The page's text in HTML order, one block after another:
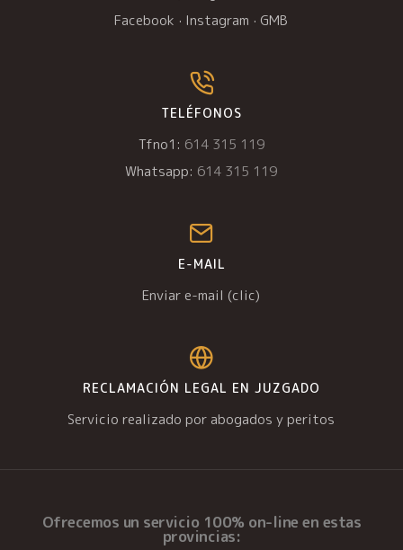
Facebook · Instagram · GMB
TELÉFONOS
Tfno1: 614 315 119
Whatsapp: 614 315 119
E-MAIL
Enviar e-mail (clic)
RECLAMACIÓN LEGAL EN JUZGADO
Servicio realizado por abogados y peritos
Ofrecemos un servicio 100% on-line en estas
provincias: